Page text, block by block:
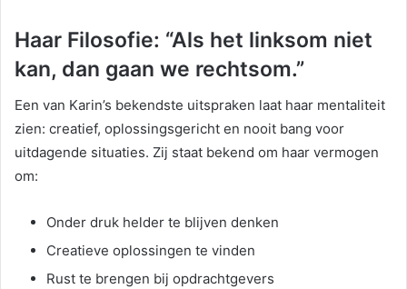
Haar Filosofie: “Als het linksom niet
kan, dan gaan we rechtsom.”
Een van Karin’s bekendste uitspraken laat haar mentaliteit
zien: creatief, oplossingsgericht en nooit bang voor
uitdagende situaties. Zij staat bekend om haar vermogen
om:
Onder druk helder te blijven denken
Creatieve oplossingen te vinden
Rust te brengen bij opdrachtgevers